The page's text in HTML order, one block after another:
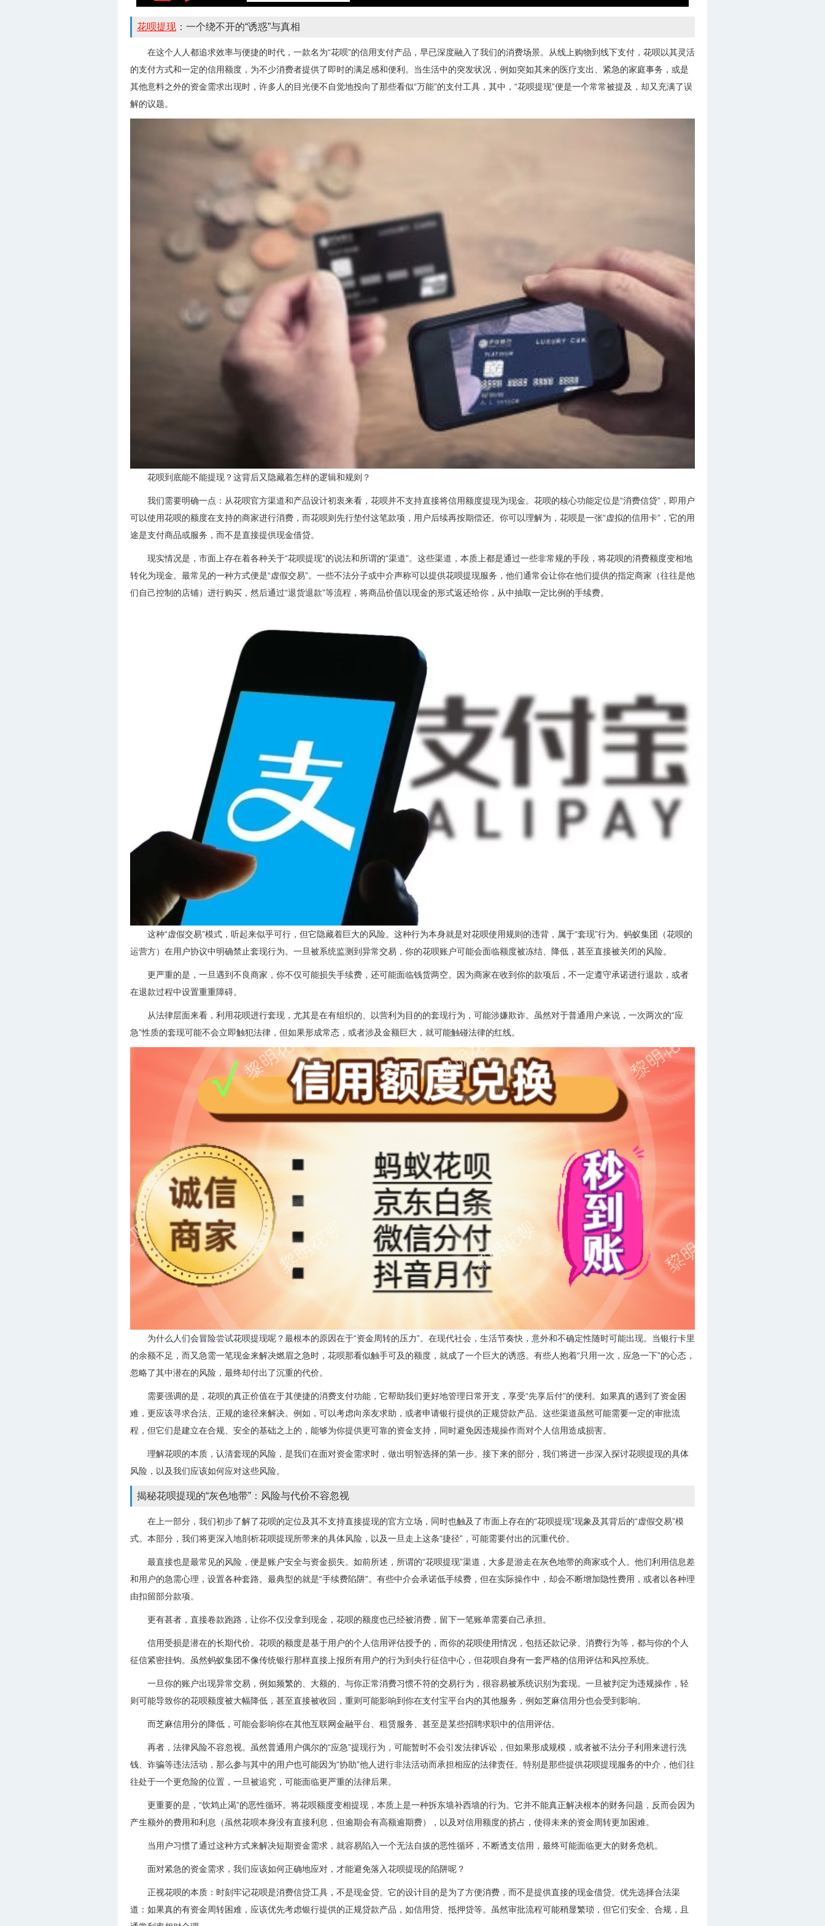
花呗提现 ：一个绕不开的“诱惑”与真相
在这个人人都追求效率与便捷的时代，一款名为“花呗”的信用支付产品，早已深度融入了我们的消费场景。从线上购物到线下支付，花呗以其灵活
的支付方式和一定的信用额度，为不少消费者提供了即时的满足感和便利。当生活中的突发状况，例如突如其来的医疗支出、紧急的家庭事务，或是
其他意料之外的资金需求出现时，许多人的目光便不自觉地投向了那些看似“万能”的支付工具，其中，“花呗提现”便是一个常常被提及，却又充满了误
解的议题。
花呗到底能不能提现？这背后又隐藏着怎样的逻辑和规则？
我们需要明确一点：从花呗官方渠道和产品设计初衷来看，花呗并不支持直接将信用额度提现为现金。花呗的核心功能定位是“消费信贷”，即用户
可以使用花呗的额度在支持的商家进行消费，而花呗则先行垫付这笔款项，用户后续再按期偿还。你可以理解为，花呗是一张“虚拟的信用卡”，它的用
途是支付商品或服务，而不是直接提供现金借贷。
现实情况是，市面上存在着各种关于“花呗提现”的说法和所谓的“渠道”。这些渠道，本质上都是通过一些非常规的手段，将花呗的消费额度变相地
转化为现金。最常见的一种方式便是“虚假交易”。一些不法分子或中介声称可以提供花呗提现服务，他们通常会让你在他们提供的指定商家（往往是他
们自己控制的店铺）进行购买，然后通过“退货退款”等流程，将商品价值以现金的形式返还给你，从中抽取一定比例的手续费。
这种“虚假交易”模式，听起来似乎可行，但它隐藏着巨大的风险。这种行为本身就是对花呗使用规则的违背，属于“套现”行为。蚂蚁集团（花呗的
运营方）在用户协议中明确禁止套现行为。一旦被系统监测到异常交易，你的花呗账户可能会面临额度被冻结、降低，甚至直接被关闭的风险。
更严重的是，一旦遇到不良商家，你不仅可能损失手续费，还可能面临钱货两空。因为商家在收到你的款项后，不一定遵守承诺进行退款，或者
在退款过程中设置重重障碍。
从法律层面来看，利用花呗进行套现，尤其是在有组织的、以营利为目的的套现行为，可能涉嫌欺诈。虽然对于普通用户来说，一次两次的“应
急”性质的套现可能不会立即触犯法律，但如果形成常态，或者涉及金额巨大，就可能触碰法律的红线。
为什么人们会冒险尝试花呗提现呢？最根本的原因在于“资金周转的压力”。在现代社会，生活节奏快，意外和不确定性随时可能出现。当银行卡里
的余额不足，而又急需一笔现金来解决燃眉之急时，花呗那看似触手可及的额度，就成了一个巨大的诱惑。有些人抱着“只用一次，应急一下”的心态，
忽略了其中潜在的风险，最终却付出了沉重的代价。
需要强调的是，花呗的真正价值在于其便捷的消费支付功能，它帮助我们更好地管理日常开支，享受“先享后付”的便利。如果真的遇到了资金困
难，更应该寻求合法、正规的途径来解决。例如，可以考虑向亲友求助，或者申请银行提供的正规贷款产品。这些渠道虽然可能需要一定的审批流
程，但它们是建立在合规、安全的基础之上的，能够为你提供更可靠的资金支持，同时避免因违规操作而对个人信用造成损害。
理解花呗的本质，认清套现的风险，是我们在面对资金需求时，做出明智选择的第一步。接下来的部分，我们将进一步深入探讨花呗提现的具体
风险，以及我们应该如何应对这些风险。
揭秘花呗提现的“灰色地带”：风险与代价不容忽视
在上一部分，我们初步了解了花呗的定位及其不支持直接提现的官方立场，同时也触及了市面上存在的“花呗提现”现象及其背后的“虚假交易”模
式。本部分，我们将更深入地剖析花呗提现所带来的具体风险，以及一旦走上这条“捷径”，可能需要付出的沉重代价。
最直接也是最常见的风险，便是账户安全与资金损失。如前所述，所谓的“花呗提现”渠道，大多是游走在灰色地带的商家或个人。他们利用信息差
和用户的急需心理，设置各种套路。最典型的就是“手续费陷阱”。有些中介会承诺低手续费，但在实际操作中，却会不断增加隐性费用，或者以各种理
由扣留部分款项。
更有甚者，直接卷款跑路，让你不仅没拿到现金，花呗的额度也已经被消费，留下一笔账单需要自己承担。
信用受损是潜在的长期代价。花呗的额度是基于用户的个人信用评估授予的，而你的花呗使用情况，包括还款记录、消费行为等，都与你的个人
征信紧密挂钩。虽然蚂蚁集团不像传统银行那样直接上报所有用户的行为到央行征信中心，但花呗自身有一套严格的信用评估和风控系统。
一旦你的账户出现异常交易，例如频繁的、大额的、与你正常消费习惯不符的交易行为，很容易被系统识别为套现。一旦被判定为违规操作，轻
则可能导致你的花呗额度被大幅降低，甚至直接被收回，重则可能影响到你在支付宝平台内的其他服务，例如芝麻信用分也会受到影响。
而芝麻信用分的降低，可能会影响你在其他互联网金融平台、租赁服务、甚至是某些招聘求职中的信用评估。
再者，法律风险不容忽视。虽然普通用户偶尔的“应急”提现行为，可能暂时不会引发法律诉讼，但如果形成规模，或者被不法分子利用来进行洗
钱、诈骗等违法活动，那么参与其中的用户也可能因为“协助”他人进行非法活动而承担相应的法律责任。特别是那些提供花呗提现服务的中介，他们往
往处于一个更危险的位置，一旦被追究，可能面临更严重的法律后果。
更重要的是，“饮鸩止渴”的恶性循环。将花呗额度变相提现，本质上是一种拆东墙补西墙的行为。它并不能真正解决根本的财务问题，反而会因为
产生额外的费用和利息（虽然花呗本身没有直接利息，但逾期会有高额逾期费），以及对信用额度的挤占，使得未来的资金周转更加困难。
当用户习惯了通过这种方式来解决短期资金需求，就容易陷入一个无法自拔的恶性循环，不断透支信用，最终可能面临更大的财务危机。
面对紧急的资金需求，我们应该如何正确地应对，才能避免落入花呗提现的陷阱呢？
正视花呗的本质：时刻牢记花呗是消费信贷工具，不是现金贷。它的设计目的是为了方便消费，而不是提供直接的现金借贷。优先选择合法渠
道：如果真的有资金周转困难，应该优先考虑银行提供的正规贷款产品，如信用贷、抵押贷等。虽然审批流程可能稍显繁琐，但它们安全、合规，且